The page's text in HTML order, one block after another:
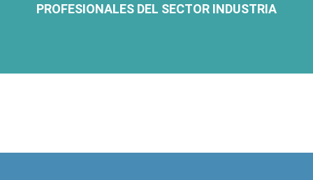
PROFESIONALES DEL SECTOR INDUSTRIA